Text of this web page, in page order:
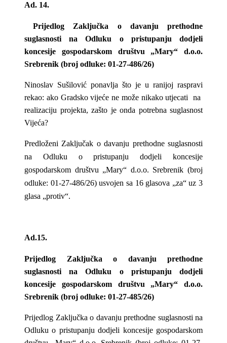
Ad. 14.
Prijedlog Zaključka o davanju prethodne
suglasnosti na Odluku o pristupanju dodjeli
koncesije gospodarskom društvu „Mary“ d.o.o.
Srebrenik (broj odluke: 01-27-486/26)
Ninoslav Sušilović ponavlja što je u ranijoj raspravi
rekao: ako Gradsko vijeće ne može nikako utjecati na
realizaciju projekta, zašto je onda potrebna suglasnost
Vijeća?
Predloženi Zaključak o davanju prethodne suglasnosti
na Odluku o pristupanju dodjeli koncesije
gospodarskom društvu „Mary“ d.o.o. Srebrenik (broj
odluke: 01-27-486/26) usvojen sa 16 glasova „za“ uz 3
glasa „protiv“.
Ad.15.
Prijedlog Zaključka o davanju prethodne
suglasnosti na Odluku o pristupanju dodjeli
koncesije gospodarskom društvu „Mary“ d.o.o.
Srebrenik (broj odluke: 01-27-485/26)
Prijedlog Zaključka o davanju prethodne suglasnosti na
Odluku o pristupanju dodjeli koncesije gospodarskom